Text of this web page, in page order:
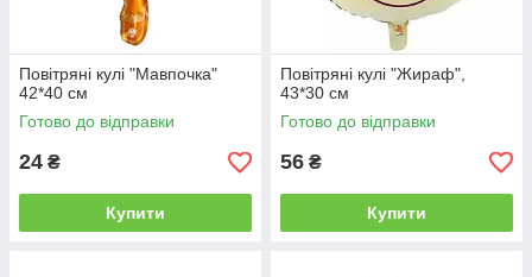
Повітряні кулі "Мавпочка"
42*40 см
Готово до відправки
24 ₴
Купити
Повітряні кулі "Жираф",
43*30 см
Готово до відправки
56 ₴
Купити